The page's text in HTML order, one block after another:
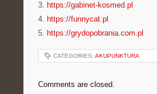
3. https://gabinet-kosmed.pl
4. https://funnycat.pl
5. https://grydopobrania.com.pl
CATEGORIES: AKUPUNKTURA
Comments are closed.